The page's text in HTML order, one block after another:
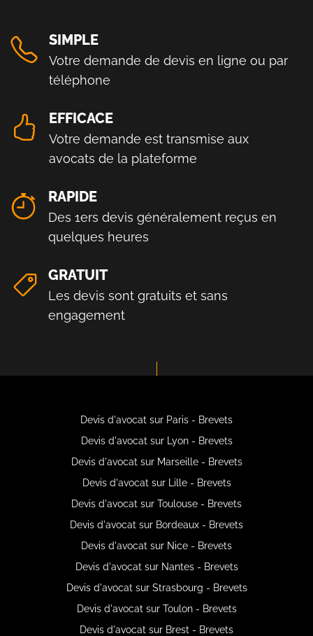
SIMPLE
Votre demande de devis en ligne ou par
téléphone
EFFICACE
Votre demande est transmise aux
avocats de la plateforme
RAPIDE
Des 1ers devis généralement reçus en
quelques heures
GRATUIT
Les devis sont gratuits et sans
engagement
Devis d'avocat sur Paris - Brevets
Devis d'avocat sur Lyon - Brevets
Devis d'avocat sur Marseille - Brevets
Devis d'avocat sur Lille - Brevets
Devis d'avocat sur Toulouse - Brevets
Devis d'avocat sur Bordeaux - Brevets
Devis d'avocat sur Nice - Brevets
Devis d'avocat sur Nantes - Brevets
Devis d'avocat sur Strasbourg - Brevets
Devis d'avocat sur Toulon - Brevets
Devis d'avocat sur Brest - Brevets